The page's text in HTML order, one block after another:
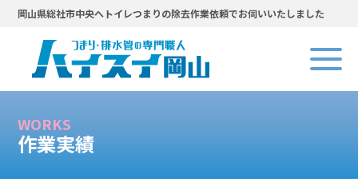
岡山県総社市中央へトイレつまりの除去作業依頼でお伺いいたしました
WORKS
作業実績